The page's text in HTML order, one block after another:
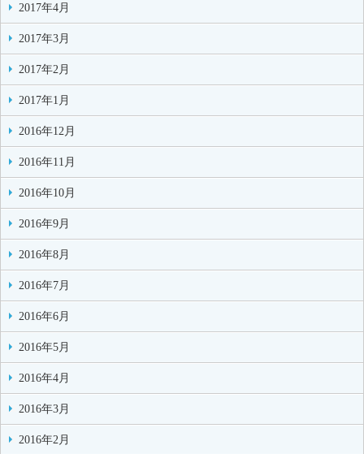
2017年4月
2017年3月
2017年2月
2017年1月
2016年12月
2016年11月
2016年10月
2016年9月
2016年8月
2016年7月
2016年6月
2016年5月
2016年4月
2016年3月
2016年2月